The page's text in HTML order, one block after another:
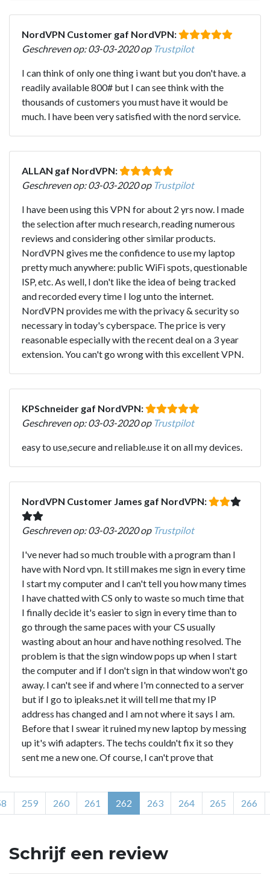
NordVPN Customer gaf NordVPN:
Geschreven op: 03-03-2020 op Trustpilot
I can think of only one thing i want but you don't have. a
readily available 800# but I can see think with the
thousands of customers you must have it would be
much. I have been very satisfied with the nord service.
ALLAN gaf NordVPN:
Geschreven op: 03-03-2020 op Trustpilot
I have been using this VPN for about 2 yrs now. I made
the selection after much research, reading numerous
reviews and considering other similar products.
NordVPN gives me the confidence to use my laptop
pretty much anywhere: public WiFi spots, questionable
ISP, etc. As well, I don't like the idea of being tracked
and recorded every time I log unto the internet.
NordVPN provides me with the privacy & security so
necessary in today's cyberspace. The price is very
reasonable especially with the recent deal on a 3 year
extension. You can't go wrong with this excellent VPN.
KPSchneider gaf NordVPN:
Geschreven op: 03-03-2020 op Trustpilot
easy to use,secure and reliable.use it on all my devices.
NordVPN Customer James gaf NordVPN:
Geschreven op: 03-03-2020 op Trustpilot
I've never had so much trouble with a program than I
have with Nord vpn. It still makes me sign in every time
I start my computer and I can't tell you how many times
I have chatted with CS only to waste so much time that
I finally decide it's easier to sign in every time than to
go through the same paces with your CS usually
wasting about an hour and have nothing resolved. The
problem is that the sign window pops up when I start
the computer and if I don't sign in that window won't go
away. I can't see if and where I'm connected to a server
but if I go to ipleaks.net it will tell me that my IP
address has changed and I am not where it says I am.
Before that I swear it ruined my new laptop by messing
up it's wifi adapters. The techs couldn't fix it so they
sent me a new one. Of course, I can't prove that
259 260 261 262 263 264 265 266
Schrijf een review